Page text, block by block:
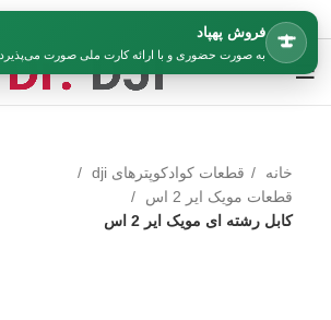
فروش پهپاد
به صورت حضوری و با ارائه کارت ملی صورت می‌پذیرد
خانه
قطعات کوادکوپترهای dji
قطعات مویک ایر 2 اس
کابل رشته ای مویک ایر 2 اس